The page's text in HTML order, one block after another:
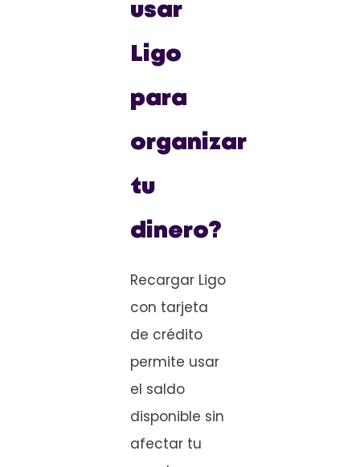
usar
Ligo
para
organizar
tu
dinero?
Recargar Ligo
con tarjeta
de crédito
permite usar
el saldo
disponible sin
afectar tu